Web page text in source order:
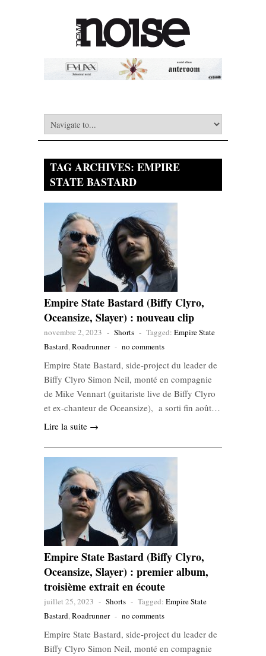
TAG ARCHIVES: EMPIRE
STATE BASTARD
Empire State Bastard (Biffy Clyro,
Oceansize, Slayer) : nouveau clip
novembre 2, 2023 - Shorts - Tagged: Empire State
Bastard,Roadrunner - no comments
Empire State Bastard, side-project du leader de
Biffy Clyro Simon Neil, monté en compagnie
de Mike Vennart (guitariste live de Biffy Clyro
et ex-chanteur de Oceansize), a sorti fin août…
Lire la suite →
Empire State Bastard (Biffy Clyro,
Oceansize, Slayer) : premier album,
troisième extrait en écoute
juillet 25, 2023 - Shorts - Tagged: Empire State
Bastard,Roadrunner - no comments
Empire State Bastard, side-project du leader de
Biffy Clyro Simon Neil, monté en compagnie